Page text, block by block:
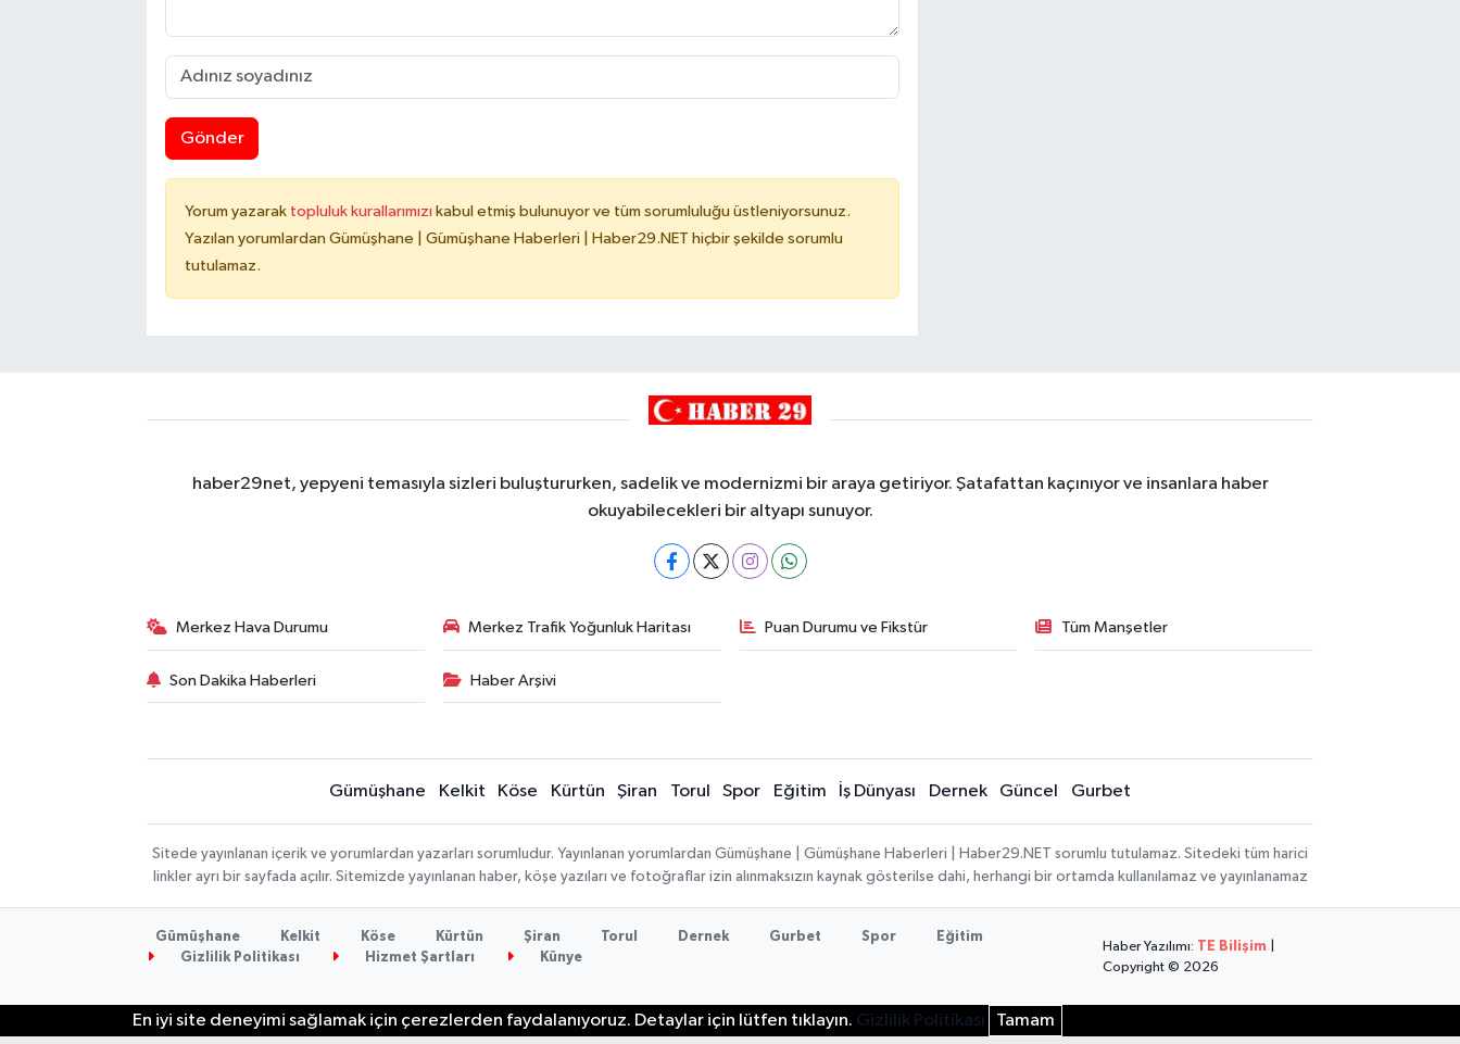
Gönder
Yorum yazarak topluluk kurallarımızı kabul etmiş bulunuyor ve tüm sorumluluğu üstleniyorsunuz.
Yazılan yorumlardan Gümüşhane | Gümüşhane Haberleri | Haber29.NET hiçbir şekilde sorumlu
tutulamaz.
haber29net, yepyeni temasıyla sizleri buluştururken, sadelik ve modernizmi bir araya getiriyor. Şatafattan kaçınıyor ve insanlara haber
okuyabilecekleri bir altyapı sunuyor.
Merkez Hava Durumu Merkez Trafik Yoğunluk Haritası Puan Durumu ve Fikstür Tüm Manşetler
Son Dakika Haberleri Haber Arşivi
Gümüşhane Kelkit Köse Kürtün Şiran Torul Spor Eğitim İş Dünyası Dernek Güncel Gurbet
Sitede yayınlanan içerik ve yorumlardan yazarları sorumludur. Yayınlanan yorumlardan Gümüşhane | Gümüşhane Haberleri | Haber29.NET sorumlu tutulamaz. Sitedeki tüm harici
linkler ayrı bir sayfada açılır. Sitemizde yayınlanan haber, köşe yazıları ve fotoğraflar izin alınmaksızın kaynak gösterilse dahi, herhangi bir ortamda kullanılamaz ve yayınlanamaz
Gümüşhane Kelkit Köse Kürtün Şiran Torul Dernek Gurbet Spor
Eğitim
Gizlilik Politikası
Hizmet Şartları Künye
Haber Yazılımı: TE Bilişim
Copyright © 2026
En iyi site deneyimi sağlamak için çerezlerden faydalanıyoruz. Detaylar için lütfen tıklayın. Gizlilik Politikası Tamam